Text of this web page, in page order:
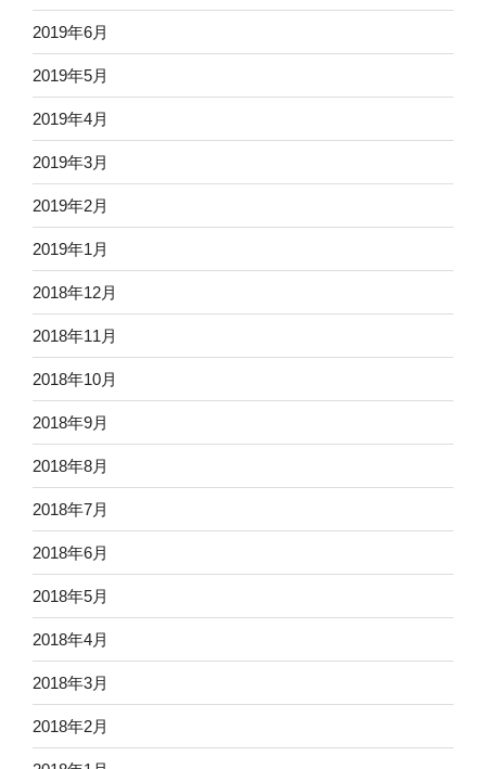
2019年6月
2019年5月
2019年4月
2019年3月
2019年2月
2019年1月
2018年12月
2018年11月
2018年10月
2018年9月
2018年8月
2018年7月
2018年6月
2018年5月
2018年4月
2018年3月
2018年2月